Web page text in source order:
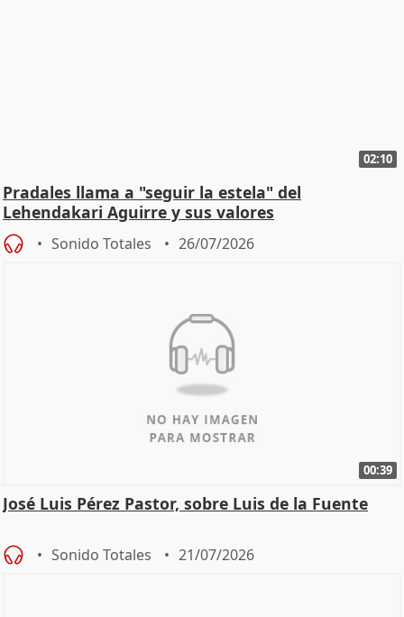
02:10
Pradales llama a "seguir la estela" del
Lehendakari Aguirre y sus valores
Sonido Totales 26/07/2026
00:39
José Luis Pérez Pastor, sobre Luis de la Fuente
Sonido Totales 21/07/2026